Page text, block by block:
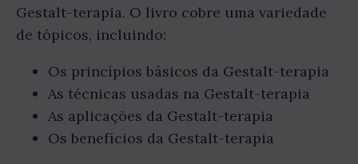
Gestalt-terapia. O livro cobre uma variedade
de tópicos, incluindo:
Os princípios básicos da Gestalt-terapia
As técnicas usadas na Gestalt-terapia
As aplicações da Gestalt-terapia
Os benefícios da Gestalt-terapia